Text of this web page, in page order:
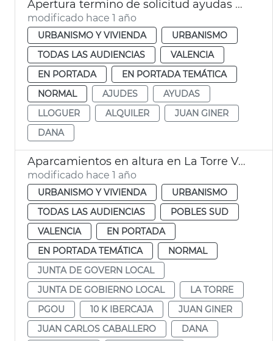
Apertura termino de solicitud ayudas alquiler
modificado hace 1 año
URBANISMO Y VIVIENDA
URBANISMO
TODAS LAS AUDIENCIAS
VALENCIA
EN PORTADA
EN PORTADA TEMÁTICA
NORMAL
AJUDES
AYUDAS
LLOGUER
ALQUILER
JUAN GINER
DANA
Aparcamientos en altura en La Torre València
modificado hace 1 año
URBANISMO Y VIVIENDA
URBANISMO
TODAS LAS AUDIENCIAS
POBLES SUD
VALENCIA
EN PORTADA
EN PORTADA TEMÁTICA
NORMAL
JUNTA DE GOVERN LOCAL
JUNTA DE GOBIERNO LOCAL
LA TORRE
PGOU
10 K IBERCAJA
JUAN GINER
JUAN CARLOS CABALLERO
DANA